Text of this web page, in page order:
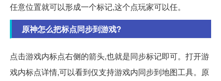
任意位置就可以形成一个标记,这个点玩家可以任。
原神怎么把标点同步到游戏?
点击游戏内标点右侧的箭头,也就是同步标记即可。打开游
戏内标点详情,可以看到仅支持游戏内同步到地图工具。原